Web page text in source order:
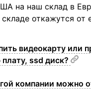
на наш склад в
откажутся от
видеокарту или
ssd диск?
компании можно